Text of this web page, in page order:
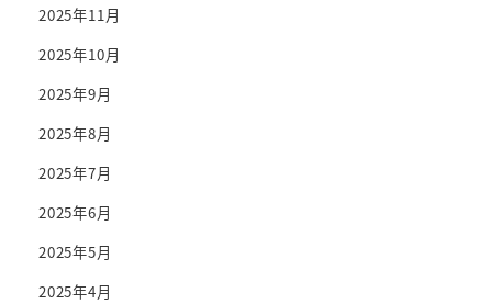
2025年11月
2025年10月
2025年9月
2025年8月
2025年7月
2025年6月
2025年5月
2025年4月